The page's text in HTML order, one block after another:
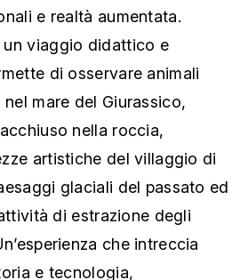
e realtà aumentata.
viaggio didattico e
di osservare animali
mare del Giurassico,
nella roccia,
artistiche del villaggio di
glaciali del passato ed
di estrazione degli
che intreccia
e tecnologia,